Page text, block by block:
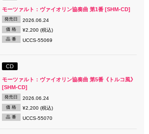
モーツァルト：ヴァイオリン協奏曲 第1番 [SHM-CD]
発売日 2026.06.24
価 格 ¥2,200 (税込)
品 番 UCCS-55069
CD
モーツァルト：ヴァイオリン協奏曲 第5番《トルコ風》
[SHM-CD]
発売日 2026.06.24
価 格 ¥2,200 (税込)
品 番 UCCS-55070